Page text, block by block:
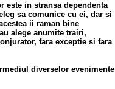
este in stransa dependenta
sa comunice cu ei, dar si
ii raman bine
alege anumite trairi,
fara exceptie si fara
diverselor evenimente